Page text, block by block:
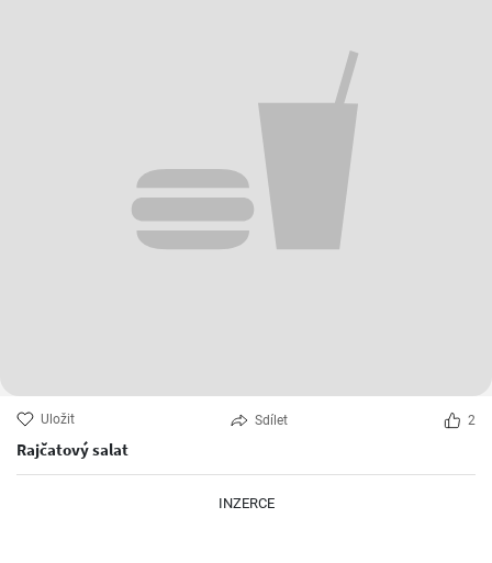
Uložit Sdílet 2
Rajčatový salat
INZERCE